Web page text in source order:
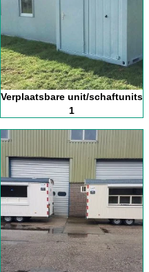
Verplaatsbare unit/schaftunits
1